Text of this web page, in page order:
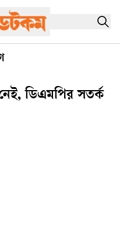
ডিএমপির সতর্ক